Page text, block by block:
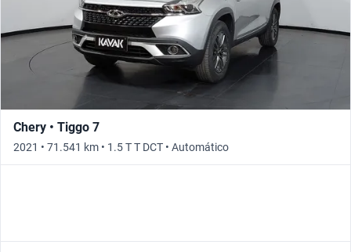
Chery • Tiggo 7
2021 • 71.541 km • 1.5 T T DCT • Automático